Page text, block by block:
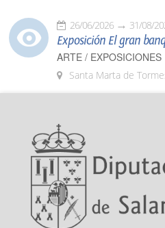
26/06/2026 31/08/
Exposición El gran
ARTE / EXPOSICIONES
Santa Marta de